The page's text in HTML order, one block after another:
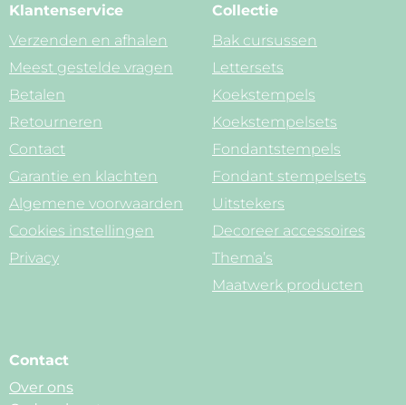
Klantenservice
Verzenden en afhalen
Meest gestelde vragen
Betalen
Retourneren
Contact
Garantie en klachten
Algemene voorwaarden
Cookies instellingen
Privacy
Collectie
Bak cursussen
Lettersets
Koekstempels
Koekstempelsets
Fondantstempels
Fondant stempelsets
Uitstekers
Decoreer accessoires
Thema’s
Maatwerk producten
Contact
Over ons